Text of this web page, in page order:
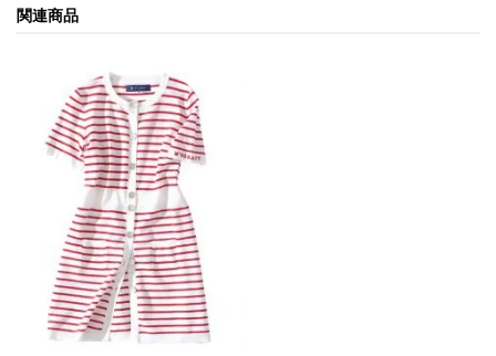
関連商品